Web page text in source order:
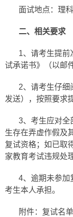
面试地点：理
二、相关要求
1、请考生提前
试承诺书》（以邮
2、请考生仔细
发送），按照要求
3、考生应对全
生存在弄虚作假及
复试资格；如已取
家教育考试违规处
4、逾期未参加
考生本人承担。
附件：复试名单